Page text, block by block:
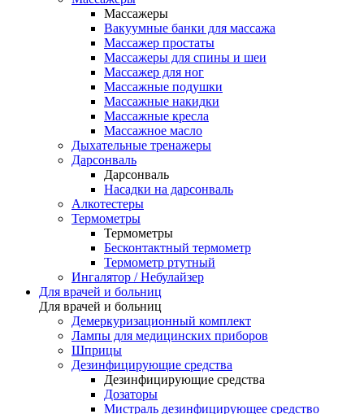
Массажеры
Вакуумные банки для массажа
Массажер простаты
Массажеры для спины и шеи
Массажер для ног
Массажные подушки
Массажные накидки
Массажные кресла
Массажное масло
Дыхательные тренажеры
Дарсонваль
Дарсонваль
Насадки на дарсонваль
Алкотестеры
Термометры
Термометры
Бесконтактный термометр
Термометр ртутный
Ингалятор / Небулайзер
Для врачей и больниц
Для врачей и больниц
Демеркуризационный комплект
Лампы для медицинских приборов
Шприцы
Дезинфицирующие средства
Дезинфицирующие средства
Дозаторы
Мистраль дезинфицирующее средство